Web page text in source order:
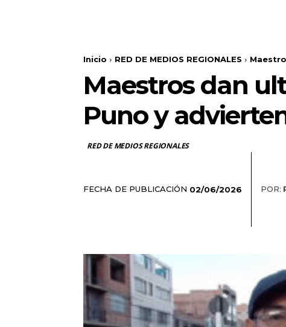
Inicio RED DE MEDIOS REGIONALES
Maestros dan
Puno y
RED DE MEDIOS REGIONALES
FECHA DE PUBLICACIÓN 02/06/2026 POR: